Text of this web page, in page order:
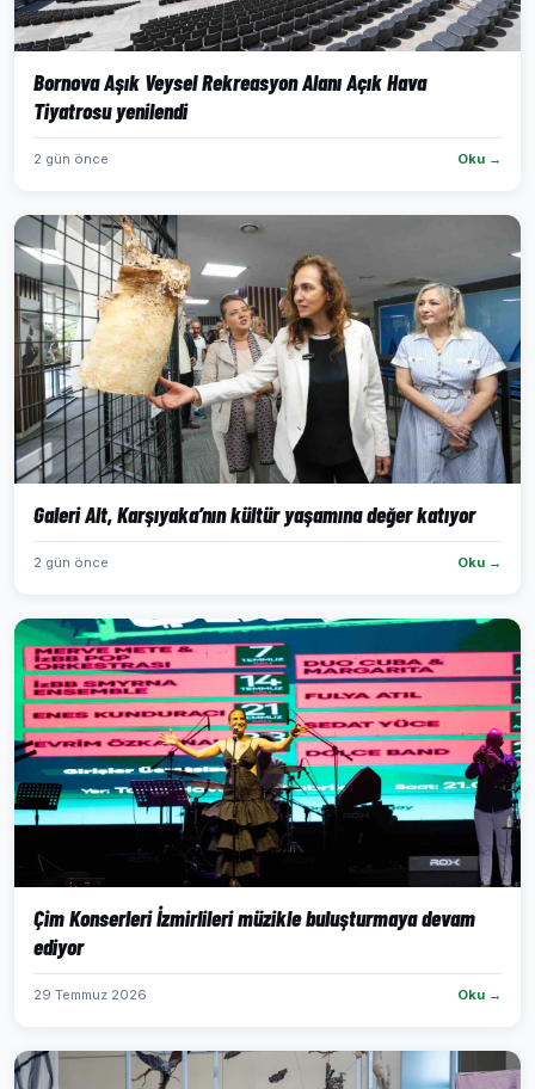
Bornova Aşık Veysel Rekreasyon Alanı Açık Hava
Tiyatrosu yenilendi
2 gün önce Oku →
Galeri Alt, Karşıyaka’nın kültür yaşamına değer katıyor
2 gün önce Oku →
Çim Konserleri İzmirlileri müzikle buluşturmaya devam
ediyor
29 Temmuz 2026 Oku →